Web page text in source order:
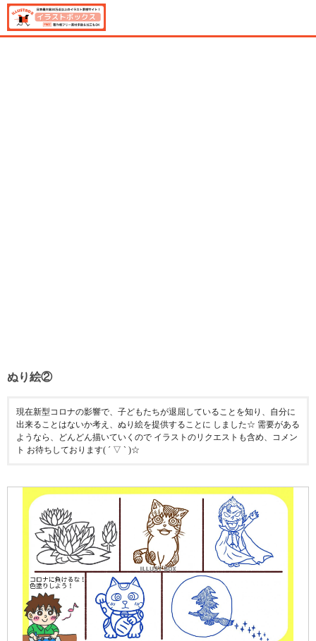
ぬり絵②
現在新型コロナの影響で、子どもたちが退屈していることを知り、自分に
出来ることはないか考え、ぬり絵を提供することに しました☆ 需要がある
ようなら、どんどん描いていくので イラストのリクエストも含め、コメン
ト お待ちしております( ´ ▽ ` )☆